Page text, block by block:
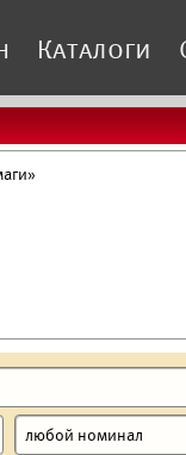
Каталоги